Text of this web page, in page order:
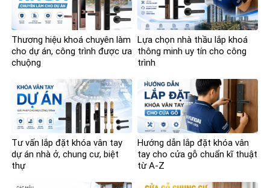
Thương hiệu khoá chuyên làm
cho dự án, công trình được ưa
chuộng
Lựa chọn nhà thầu lắp khoá
thông minh uy tín cho công
trình
Tư vấn lắp đặt khóa vân tay
dự án nhà ở, chung cư, biệt
thự
Hướng dẫn lắp đặt khóa vân
tay cho cửa gỗ chuẩn kĩ thuật
từ A-Z